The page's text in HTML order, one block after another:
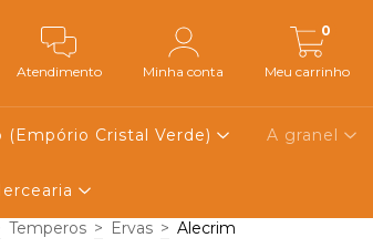
Atendimento Minha conta Meu carrinho
0
(Empório Cristal Verde) A granel
Temperos > Ervas > Alecrim